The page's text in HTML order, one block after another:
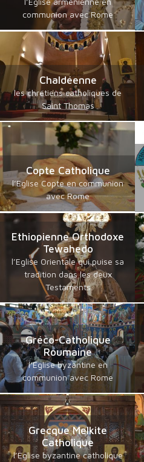
communion avec Rome
Chaldéenne
les chrétiens catholiques de
Saint Thomas
Copte Catholique
l’Eglise Copte en communion
avec Rome
Ethiopienne Orthodoxe
Tewahedo
l’Eglise Orientale qui puise sa
tradition dans les deux
Testaments
Gréco-Catholique
Roumaine
l’Eglise byzantine en
communion avec Rome
Grecque Melkite
Catholique
l’Eglise byzantine catholique